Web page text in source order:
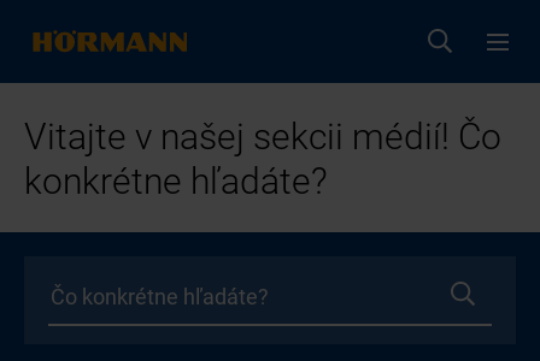
Vitajte v našej sekcii médií! Čo
konkrétne hľadáte?